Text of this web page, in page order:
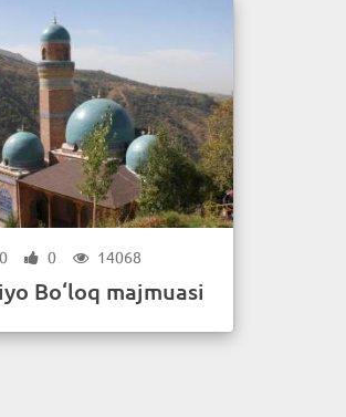
0 0 14068
Bo‘loq majmuasi